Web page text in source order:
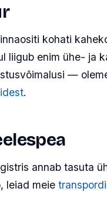
kohati
liigub enim ühe- ja
—
.
annab tasuta
leiad meie